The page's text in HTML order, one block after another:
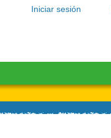
Iniciar sesión